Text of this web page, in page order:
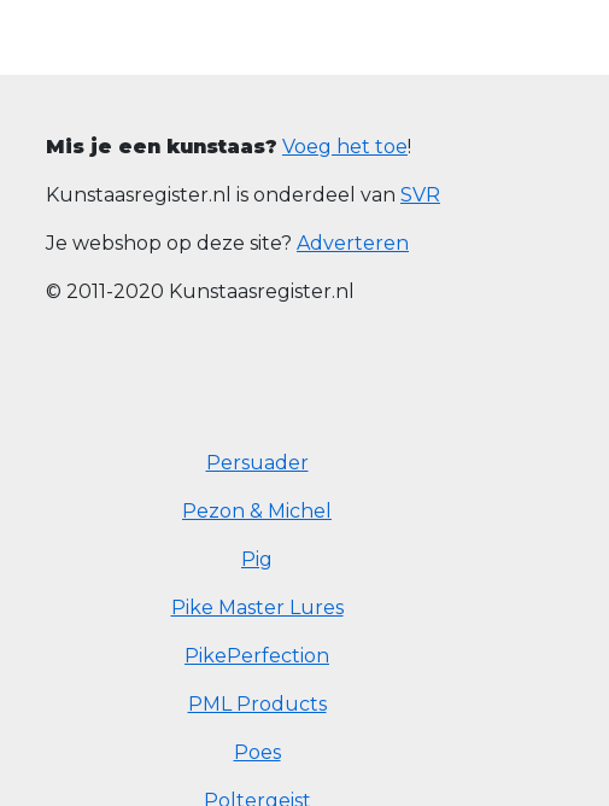
Mis je een kunstaas? Voeg het toe!
Kunstaasregister.nl is onderdeel van SVR
Je webshop op deze site? Adverteren
© 2011-2020 Kunstaasregister.nl
Persuader
Pezon & Michel
Pig
Pike Master Lures
PikePerfection
PML Products
Poes
Poltergeist